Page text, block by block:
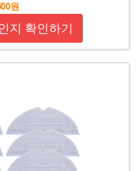
원
지 확인하기